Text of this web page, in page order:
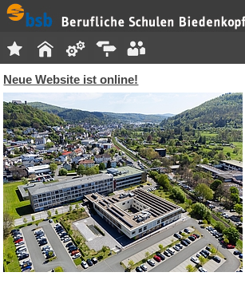
Neue Website ist online!